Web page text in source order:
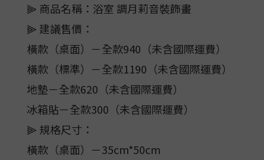
⫸ 商品名稱：浴室 調月莉音裝飾畫
⫸ 建議售價：
橫款（桌面）－全款940（未含國際運費）
橫款（標準）－全款1190（未含國際運費）
地墊－全款620（未含國際運費）
冰箱貼－全款300（未含國際運費）
⫸ 規格尺寸：
橫款（桌面）－35cm*50cm